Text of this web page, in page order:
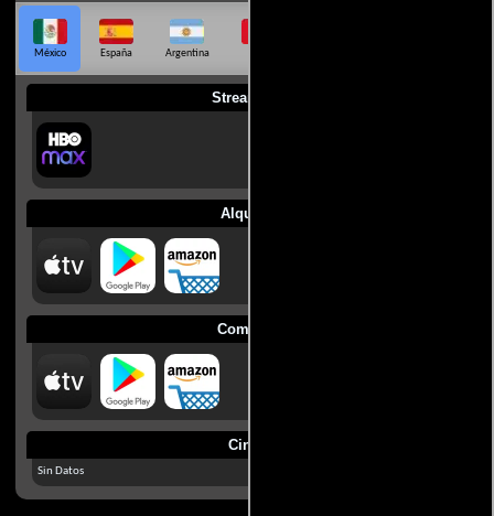
México España Argentina
Streaming
Alquilar
Comprar
Cines
Sin Datos